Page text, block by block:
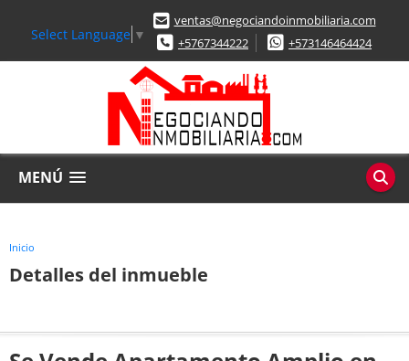
Select Language ▼
ventas@negociandoinmobiliaria.com
+5767344222
+573146464424
MENÚ
Inicio
Detalles del inmueble